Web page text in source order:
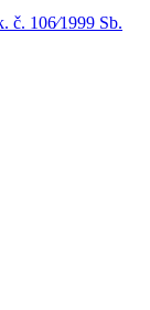
č. 106⁄1999 Sb.